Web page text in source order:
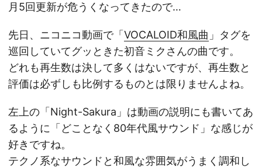
月5回更新が危うくなってきたので…
先日、ニコニコ動画で「 VOCALOID和風曲 」タグを
巡回していてグッときた初音ミクさんの曲です。
どれも再生数は決して多くはないですが、再生数と
評価は必ずしも比例するものとは限りませんよね。
左上の「Night-Sakura」は動画の説明にも書いてあ
るように「どことなく80年代風サウンド」な感じが
好きですね。
テクノ系なサウンドと和風な雰囲気がうまく調和し